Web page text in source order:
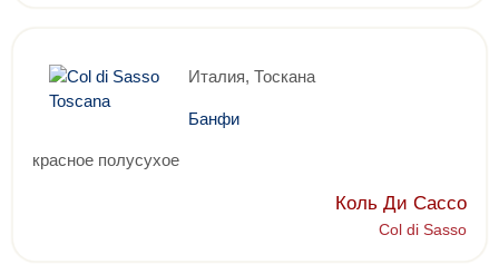
Италия, Тоскана
Банфи
красное полусухое
Коль Ди Сассо
Col di Sasso